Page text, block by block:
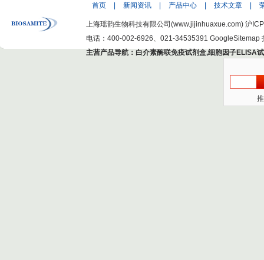
首页 新闻资讯 产品中心 技术文章
上海瑶韵生物科技有限公司(www.jijinhuaxue.com) 沪
电话：400-002-6926、021-34535391 GoogleSitemap
主营产品导航： 白介素酶联免疫试剂盒,细胞因子ELISA